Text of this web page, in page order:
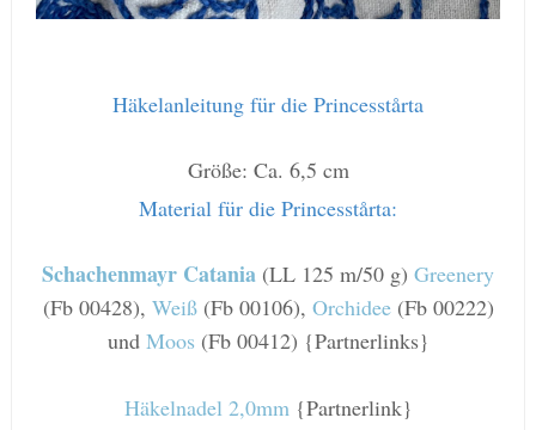
Häkelanleitung für die Princesstårta
Größe: Ca. 6,5 cm
Material für die Princesstårta:
Schachenmayr Catania (LL 125 m/50 g) Greenery
(Fb 00428), Weiß(Fb 00106), Orchidee(Fb 00222)
und Moos (Fb 00412) {Partnerlinks}
Häkelnadel 2,0mm{Partnerlink}